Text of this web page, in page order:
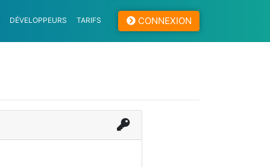
CONNEXION
DÉVELOPPEURS TARIFS